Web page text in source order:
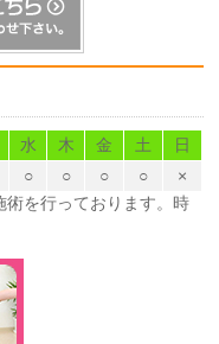
水 木 金 土
日
○ ○ ○ ○
×
を行っております。時